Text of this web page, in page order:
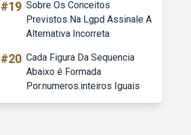
#19 Sobre Os Conceitos
Previstos Na Lgpd Assinale A
Alternativa Incorreta
#20 Cada Figura Da Sequencia
Abaixo é Formada
Por.numeros.inteiros Iguais